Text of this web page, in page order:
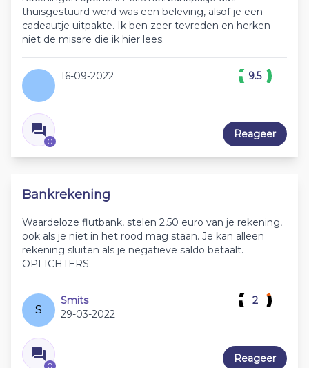
thuisgestuurd werd was een beleving, alsof je een
cadeautje uitpakte. Ik ben zeer tevreden en herken
niet de misere die ik hier lees.
16-09-2022
0
9.5
Reageer
Bankrekening
Waardeloze flutbank, stelen 2,50 euro van je rekening,
ook als je niet in het rood mag staan. Je kan alleen
rekening sluiten als je negatieve saldo betaalt.
OPLICHTERS
S
Smits
29-03-2022
0
2
Reageer